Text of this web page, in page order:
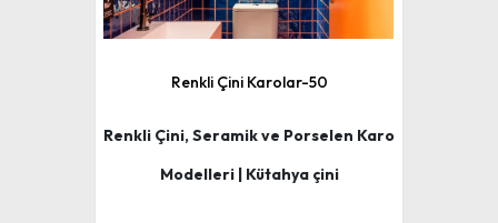
Renkli Çini Karolar-50
Renkli Çini, Seramik ve Porselen Karo
Modelleri | Kütahya çini